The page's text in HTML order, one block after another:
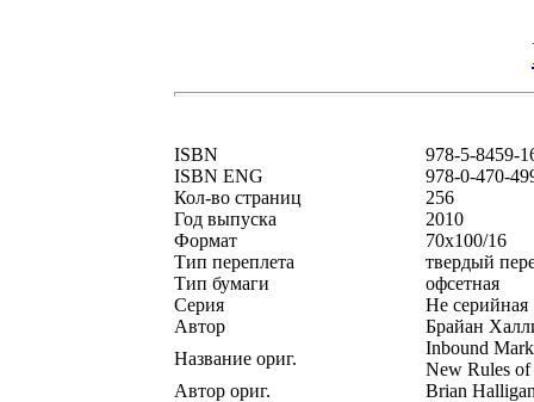
ISBN
978-5-8459-
ISBN ENG
978-0-470-
Кол-во страниц
256
Год выпуска
2010
Формат
70x100/16
Тип переплета
твердый
Тип бумаги
офсетная
Серия
Не серийная
Автор
Брайан
Название ориг.
Inbound
New Rules
Автор ориг.
Brian